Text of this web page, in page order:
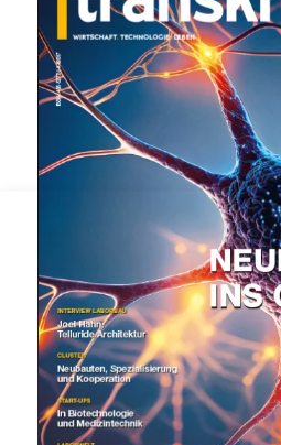
E-
(erforderlich)